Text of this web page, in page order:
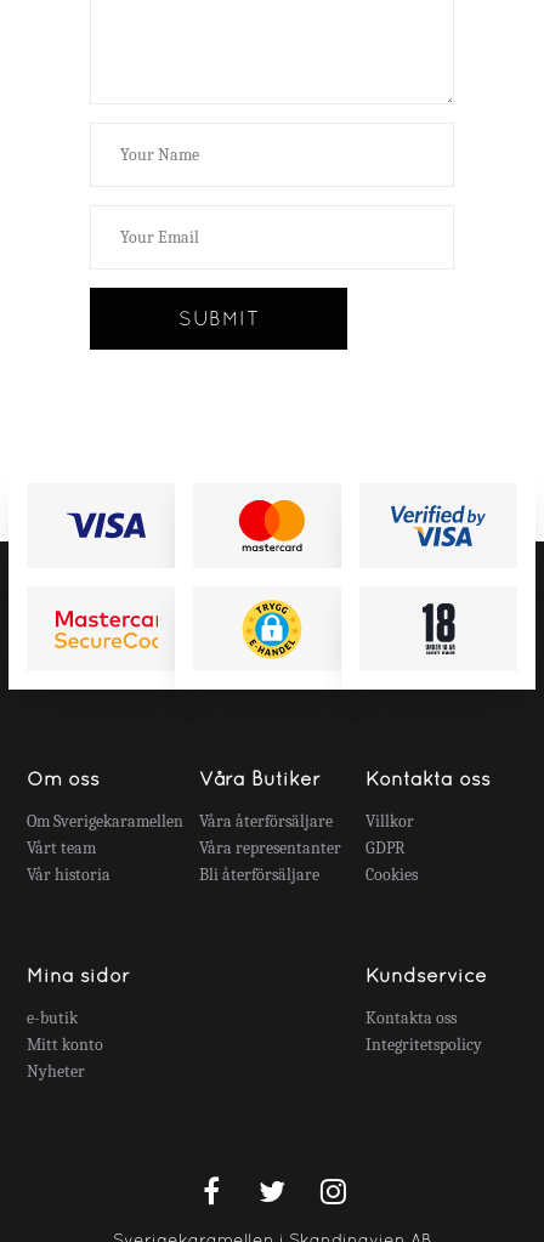
Om oss
Om Sverigekaramellen
Vårt team
Vår historia
Våra Butiker
Våra återförsäljare
Våra representanter
Bli återförsäljare
Kontakta oss
Villkor
GDPR
Cookies
Mina sidor
e-butik
Mitt konto
Nyheter
Kundservice
Kontakta oss
Integritetspolicy